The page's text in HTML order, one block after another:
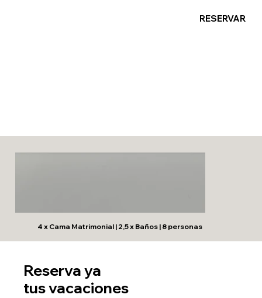
RESERVAR
4 x Cama Matrimonial | 2,5 x Baños | 8 personas
Reserva ya
tus vacaciones